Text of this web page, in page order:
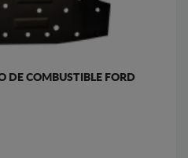
DE COMBUSTIBLE FORD